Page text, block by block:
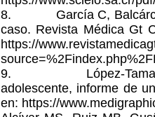
8.
García C,
caso. Revista Médica Gt
https://
9.
López-
adolescente, informe de
en: https://